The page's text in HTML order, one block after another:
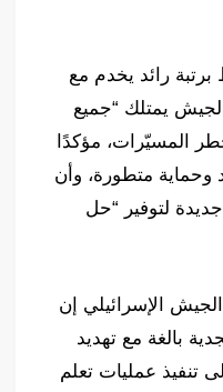
رائد يخدم مع
يمتلك “جميع
المسيّرات، مؤكدًا
وحماية متطورة، وأن
لتوفير “حل
الإسرائيلي إن
بالغة مع تهديد
تنفيذ عمليات تعلم